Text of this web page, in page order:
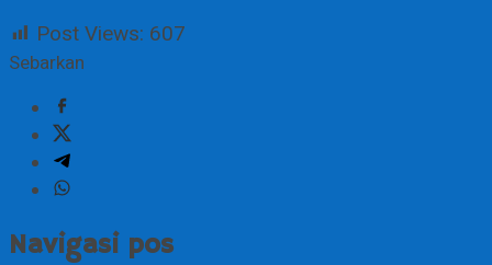
Post Views: 607
Sebarkan
Navigasi pos